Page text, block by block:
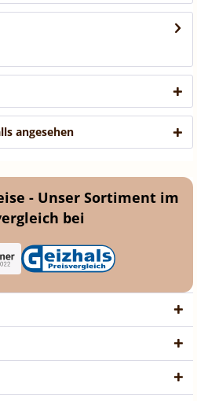
angesehen
- Unser Sortiment im
bei